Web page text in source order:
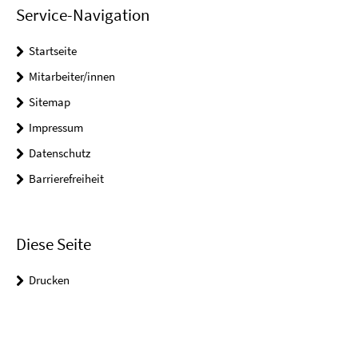
Service-Navigation
Startseite
Mitarbeiter/innen
Sitemap
Impressum
Datenschutz
Barrierefreiheit
Diese Seite
Drucken